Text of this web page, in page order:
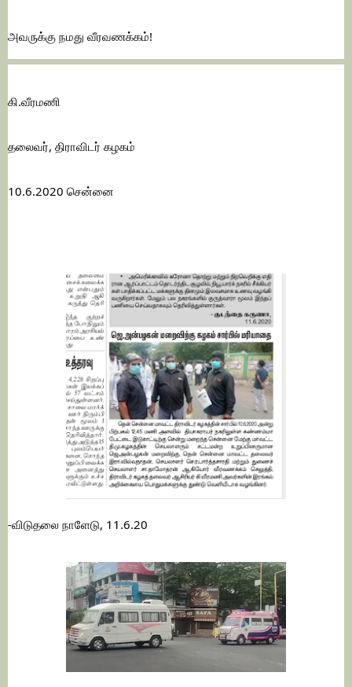
அவருக்கு நமது வீரவணக்கம்!
கி.வீரமணி
தலைவர், திராவிடர் கழகம்
10.6.2020 சென்னை
-விடுதலை நாளேடு, 11.6.20